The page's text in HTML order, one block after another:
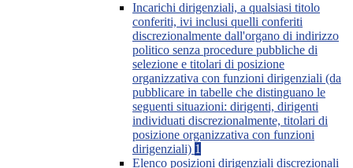
Incarichi dirigenziali, a qualsiasi titolo
conferiti, ivi inclusi quelli conferiti
discrezionalmente dall'organo di indirizzo
politico senza procedure pubbliche di
selezione e titolari di posizione
organizzativa con funzioni dirigenziali (da
pubblicare in tabelle che distinguano le
seguenti situazioni: dirigenti, dirigenti
individuati discrezionalmente, titolari di
posizione organizzativa con funzioni
dirigenziali) 1
Elenco posizioni dirigenziali discrezionali